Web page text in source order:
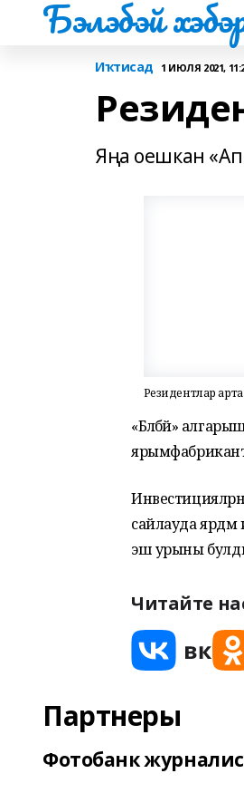
Бэлэбэй
Иҡтисад 1 ИЮЛЯ 2021,
Яңа оешкан
Резидентлар арта
«Бәләбәй»
сайлауда
эш урыны
Читайте
Партнеры
Фотобанк